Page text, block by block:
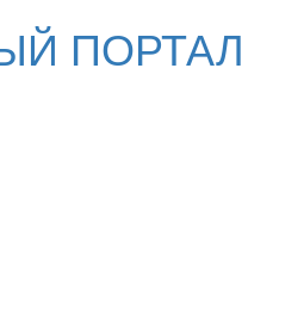
ПОРТАЛ